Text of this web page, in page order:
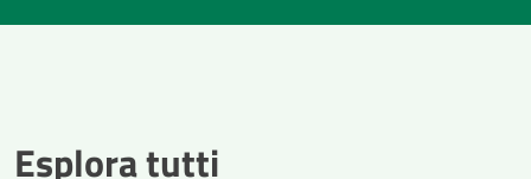
Esplora tutti